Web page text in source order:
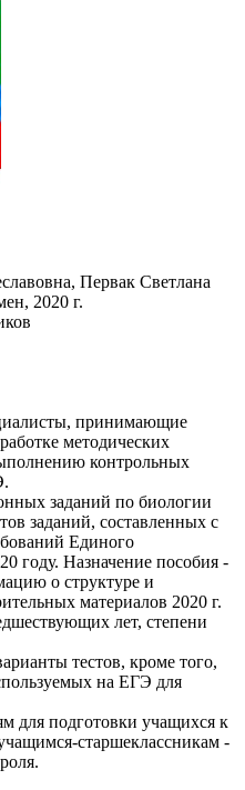
Первак Светлана
2020 г.
принимающие
методических
контрольных
заданий по биологии
заданий, составленных с
Единого
году. Назначение пособия -
о структуре и
материалов 2020 г.
лет, степени
тестов, кроме того,
на ЕГЭ для
для подготовки учащихся к
старшеклассникам -